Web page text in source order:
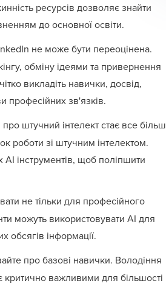
ресурсів дозволяє знайти
до основної освіти.
не може бути переоцінена.
обміну ідеями та привернення
викладіть навички, досвід,
професійних зв'язків.
штучний інтелект стає все більш
роботи зі штучним інтелектом.
AI інструментів, щоб поліпшити
не тільки для професійного
можуть використовувати AI для
обсягів інформації.
про базові навички. Володіння
важливими для більшості